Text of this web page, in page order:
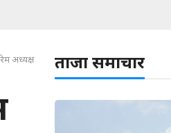
अध्यक्ष ताजा समाचार